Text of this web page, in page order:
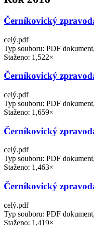
Černíkovický
celý.pdf
Typ souboru: PDF
Staženo: 1,522×
Černíkovický
celý.pdf
Typ souboru: PDF
Staženo: 1,659×
Černíkovický
celý.pdf
Typ souboru: PDF
Staženo: 1,463×
Černíkovický
celý.pdf
Typ souboru: PDF
Staženo: 1,419×